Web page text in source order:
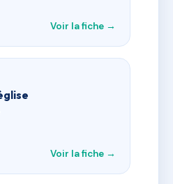
Voir la fiche →
Voir la fiche →